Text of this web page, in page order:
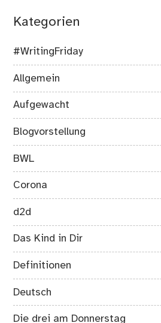
Kategorien
#WritingFriday
Allgemein
Aufgewacht
Blogvorstellung
BWL
Corona
d2d
Das Kind in Dir
Definitionen
Deutsch
Die drei am Donnerstag